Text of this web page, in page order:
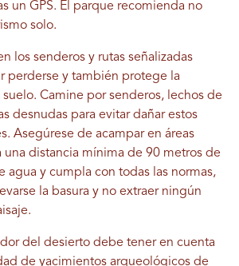
un GPS. El parque recomienda no
solo.
los senderos y rutas señalizadas
perderse y también protege la
Camine por senderos, lechos de
desnudas para evitar dañar estos
Asegúrese de acampar en áreas
una distancia mínima de 90 metros de
agua y cumpla con todas las normas,
la basura y no extraer ningún
del desierto debe tener en cuenta
de yacimientos arqueológicos de